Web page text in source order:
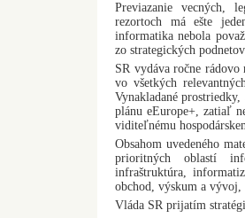
Previazanie vecných,
rezortoch má ešte
informatika nebola
zo strategických
SR vydáva ročne
vo všetkých
Vynakladané
plánu eEurope+, zatiaľ
viditeľnému
Obsahom uvedeného
prioritných oblastí
infraštruktúra,
obchod, výskum a vývoj,
Vláda SR prijatím